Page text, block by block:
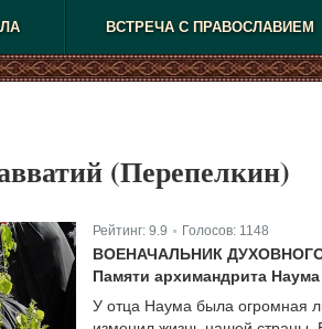
ВСТРЕЧА С ПРАВОСЛАВИЕМ
(Перепелкин)
Рейтинг: 9.9 Голосов: 1148
ВОЕНАЧАЛЬНИК
Памяти архимандрита
У отца Наума была огромная